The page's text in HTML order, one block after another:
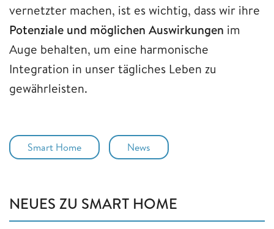
vernetzter machen, ist es wichtig, dass wir ihre
Potenziale und möglichen Auswirkungen im
Auge behalten, um eine harmonische
Integration in unser tägliches Leben zu
gewährleisten.
Smart Home News
NEUES ZU SMART HOME